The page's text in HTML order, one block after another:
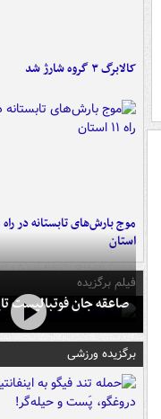
کالابرگ ۳ گروه شارژ شد
استان
فیلم برگزیده
صاعقه جان فوتبالیست
برگزیده ورزشی